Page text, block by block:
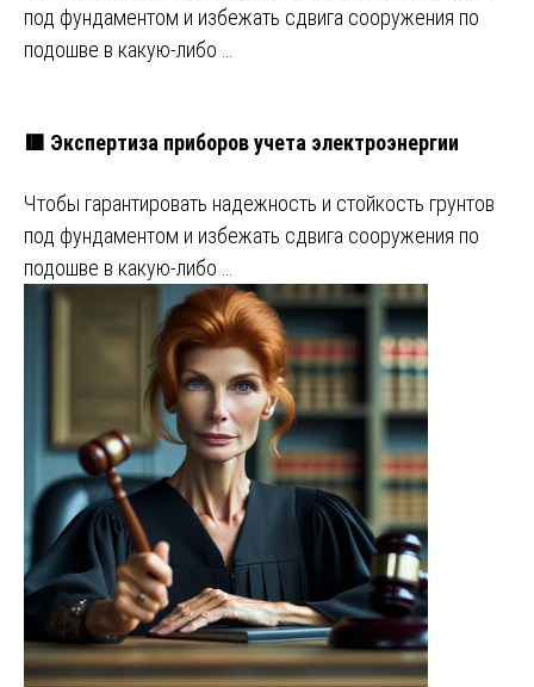
под фундаментом и избежать сдвига сооружения по
подошве в какую-либо …
🟥 Экспертиза приборов учета электроэнергии
Чтобы гарантировать надежность и стойкость грунтов
под фундаментом и избежать сдвига сооружения по
подошве в какую-либо …